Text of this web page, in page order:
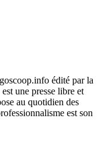
édité par la
une presse libre et
au quotidien des
est son